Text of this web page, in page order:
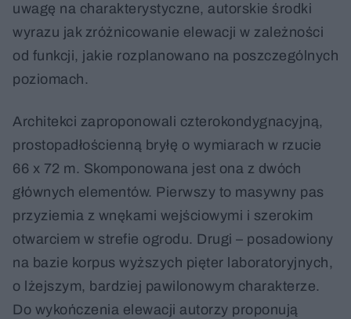
uwagę na charakterystyczne, autorskie środki
wyrazu jak zróżnicowanie elewacji w zależności
od funkcji, jakie rozplanowano na poszczególnych
poziomach.
Architekci zaproponowali czterokondygnacyjną,
prostopadłościenną bryłę o wymiarach w rzucie
66 x 72 m. Skomponowana jest ona z dwóch
głównych elementów. Pierwszy to masywny pas
przyziemia z wnękami wejściowymi i szerokim
otwarciem w strefie ogrodu. Drugi – posadowiony
na bazie korpus wyższych pięter laboratoryjnych,
o lżejszym, bardziej pawilonowym charakterze.
Do wykończenia elewacji autorzy proponują